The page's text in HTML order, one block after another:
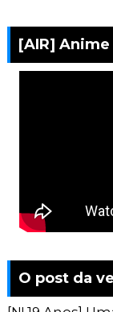
[AIR]
O post da